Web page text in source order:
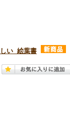
い 絵葉書